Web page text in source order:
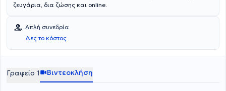
ζευγάρια, δια ζώσης και online.
Απλή συνεδρία
Δες το κόστος
Γραφείο 1 Βιντεοκλήση